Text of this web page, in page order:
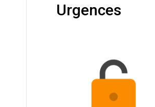
Urgences